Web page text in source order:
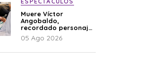
Muere Víctor
Angobaldo,
recordado personaje
de la farándula y
expareja de Shirley
05 Ago 2026